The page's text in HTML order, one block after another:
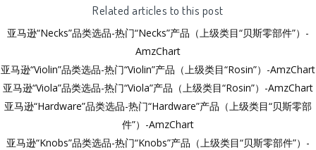
Related articles to this post
亚马逊“Necks”品类选品-热门“Necks”产品（上级类目“贝斯零部件”）-
AmzChart
亚马逊“Violin”品类选品-热门“Violin”产品（上级类目“Rosin”）-AmzChart
亚马逊“Viola”品类选品-热门“Viola”产品（上级类目“Rosin”）-AmzChart
亚马逊“Hardware”品类选品-热门“Hardware”产品（上级类目“贝斯零部
件”）-AmzChart
亚马逊“Knobs”品类选品-热门“Knobs”产品（上级类目“贝斯零部件”）-